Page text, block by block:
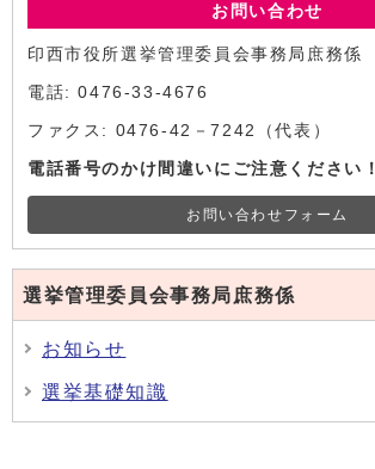
お問い合わせ
印西市役所選挙管理委員会事務局庶務係
電話: 0476-33-4676
ファクス: 0476-42－7242（代表）
電話番号のかけ間違いにご注意ください！
お問い合わせフォーム
選挙管理委員会事務局庶務係
お知らせ
選挙基礎知識